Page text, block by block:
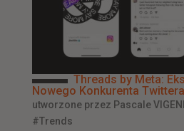
Threads by Meta:
Nowego Konkurenta Twittera
utworzone przez Pascale
#Trends